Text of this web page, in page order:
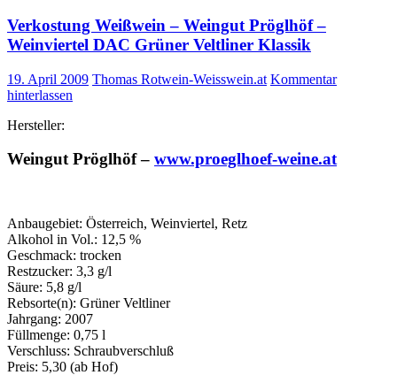
Verkostung Weißwein – Weingut Pröglhöf –
Weinviertel DAC Grüner Veltliner Klassik
19. April 2009 Thomas Rotwein-Weisswein.at Kommentar
hinterlassen
Hersteller:
Weingut Pröglhöf – www.proeglhoef-weine.at
Anbaugebiet: Österreich, Weinviertel, Retz
Alkohol in Vol.: 12,5 %
Geschmack: trocken
Restzucker: 3,3 g/l
Säure: 5,8 g/l
Rebsorte(n): Grüner Veltliner
Jahrgang: 2007
Füllmenge: 0,75 l
Verschluss: Schraubverschluß
Preis: 5,30 (ab Hof)